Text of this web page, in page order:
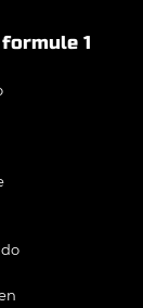
1